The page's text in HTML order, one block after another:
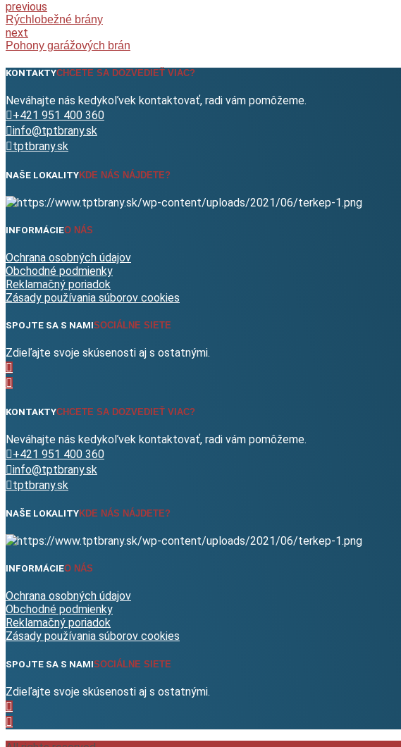
previous
Rýchlobežné brány
next
Pohony garážových brán
KONTAKTYCHCETE SA DOZVEDIEŤ VIAC?
Neváhajte nás kedykoľvek kontaktovať, radi vám pomôžeme.
+421 951 400 360
info@tptbrany.sk
tptbrany.sk
NAŠE LOKALITYKDE NÁS NÁJDETE?
INFORMÁCIEO NÁS
Ochrana osobných údajov
Obchodné podmienky
Reklamačný poriadok
Zásady používania súborov cookies
SPOJTE SA S NAMISOCIÁLNE SIETE
Zdieľajte svoje skúsenosti aj s ostatnými.
KONTAKTYCHCETE SA DOZVEDIEŤ VIAC?
Neváhajte nás kedykoľvek kontaktovať, radi vám pomôžeme.
+421 951 400 360
info@tptbrany.sk
tptbrany.sk
NAŠE LOKALITYKDE NÁS NÁJDETE?
INFORMÁCIEO NÁS
Ochrana osobných údajov
Obchodné podmienky
Reklamačný poriadok
Zásady používania súborov cookies
SPOJTE SA S NAMISOCIÁLNE SIETE
Zdieľajte svoje skúsenosti aj s ostatnými.